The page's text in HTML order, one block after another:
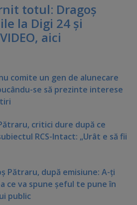
totul: Dragoş
la Digi 24 şi
aici
comite un gen de alunecare
se să prezinte interese
critici dure după ce
RCS-Intact: „Urât e să fii
Pătraru, după emisiune: A-ţi
ce va spune şeful te pune în
public